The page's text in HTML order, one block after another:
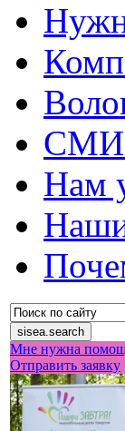
СМИ
Нам
Мне нужна
Отправить заявку